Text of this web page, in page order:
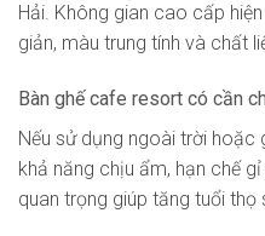
Hải. Không gian cao cấp
giản, màu trung tính và chất
Bàn ghế cafe resort có cần
Nếu sử dụng ngoài trời hoặc
khả năng chịu ẩm, hạn chế
quan trọng giúp tăng tuổi thọ